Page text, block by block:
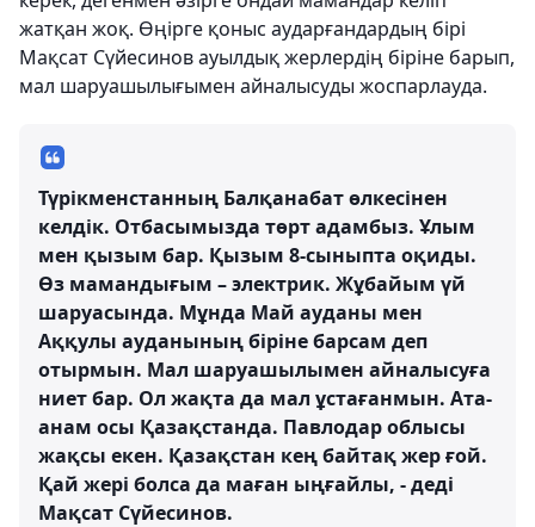
жатқан жоқ. Өңірге қоныс аударғандардың бірі
Мақсат Сүйесинов ауылдық жерлердің біріне барып,
мал шаруашылығымен айналысуды жоспарлауда.
Түрікменстанның Балқанабат өлкесінен
келдік. Отбасымызда төрт адамбыз. Ұлым
мен қызым бар. Қызым 8-сыныпта оқиды.
Өз мамандығым – электрик. Жұбайым үй
шаруасында. Мұнда Май ауданы мен
Аққулы ауданының біріне барсам деп
отырмын. Мал шаруашылымен айналысуға
ниет бар. Ол жақта да мал ұстағанмын. Ата-
анам осы Қазақстанда. Павлодар облысы
жақсы екен. Қазақстан кең байтақ жер ғой.
Қай жері болса да маған ыңғайлы, - деді
Мақсат Сүйесинов.